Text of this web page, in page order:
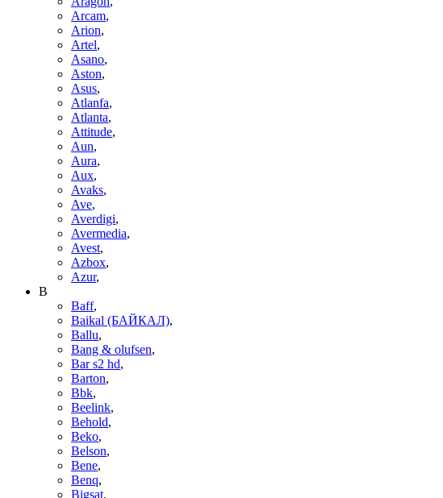
Arcam,
Arion,
Artel,
Asano,
Aston,
Asus,
Atlanfa,
Atlanta,
Attitude,
Aun,
Aura,
Aux,
Avaks,
Ave,
Averdigi,
Avermedia,
Avest,
Azbox,
Azur,
B
Baff,
Baikal (БАЙКАЛ),
Ballu,
Bang & olufsen,
Bar s2 hd,
Barton,
Bbk,
Beelink,
Behold,
Beko,
Belson,
Bene,
Benq,
Bigsat,